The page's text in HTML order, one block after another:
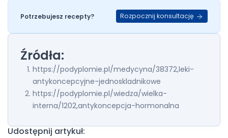
Potrzebujesz recepty? Rozpocznij konsultację
Źródła:
https://podyplomie.pl/medycyna/38372,leki-
antykoncepcyjne-jednoskladnikowe
https://podyplomie.pl/wiedza/wielka-
interna/1202,antykoncepcja-hormonalna
Udostępnij artykuł: